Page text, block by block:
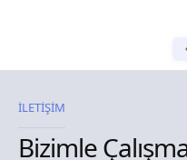
İLETİŞİM
Bizimle